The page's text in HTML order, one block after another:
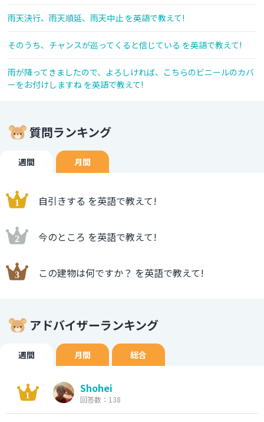
雨天決行、雨天順延、雨天中止 を英語で教えて!
そのうち、チャンスが巡ってくると信じている を英語で教えて!
雨が降ってきましたので、よろしければ、こちらのビニールのカバ
ーをお付けしますね を英語で教えて!
質問ランキング
週間 月間
自引きする を英語で教えて!
今のところ を英語で教えて!
この建物は何ですか？ を英語で教えて!
アドバイザーランキング
週間 月間 総合
Shohei
回答数：138